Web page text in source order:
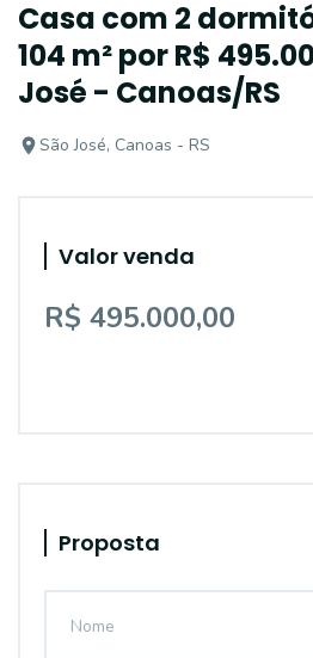
Casa com 2
104 m² por R$
José - Canoas/RS
São José, Canoas - RS
Valor venda
R$ 495.000,00
Proposta